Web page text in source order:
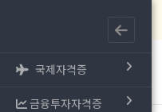
국제자격증
금융투자자격증